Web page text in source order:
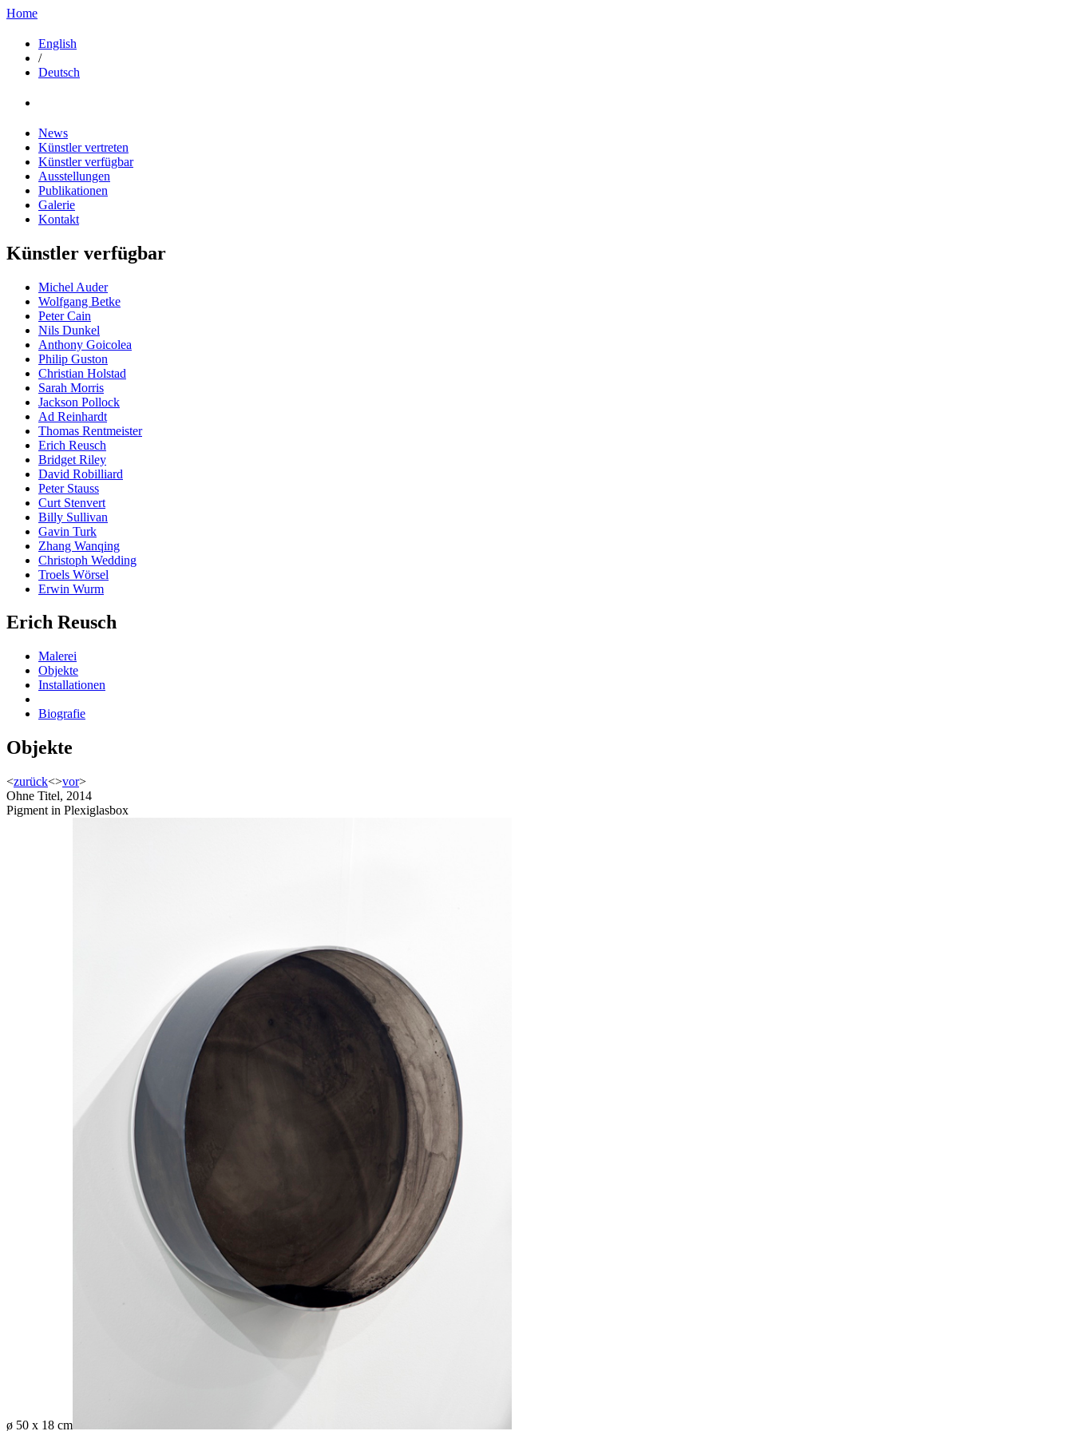
Home
English
/
Deutsch
News
Künstler vertreten
Künstler verfügbar
Ausstellungen
Publikationen
Galerie
Kontakt
Künstler verfügbar
Michel Auder
Wolfgang Betke
Peter Cain
Nils Dunkel
Anthony Goicolea
Philip Guston
Christian Holstad
Sarah Morris
Jackson Pollock
Ad Reinhardt
Thomas Rentmeister
Erich Reusch
Bridget Riley
David Robilliard
Peter Stauss
Curt Stenvert
Billy Sullivan
Gavin Turk
Zhang Wanqing
Christoph Wedding
Troels Wörsel
Erwin Wurm
Erich Reusch
Malerei
Objekte
Installationen
Biografie
Objekte
<zurück<>vor>
Ohne Titel, 2014
Pigment in Plexiglasbox
ø 50 x 18 cm